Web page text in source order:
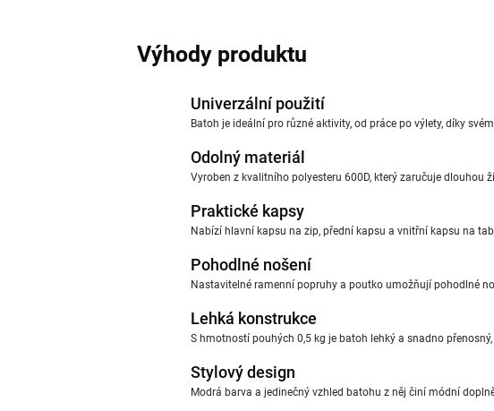
Výhody produktu
Univerzální použití
Batoh je ideální pro různé aktivity, od práce po výlety, díky
Odolný materiál
Vyroben z kvalitního polyesteru 600D, který zaručuje dlouhou
Praktické kapsy
Nabízí hlavní kapsu na zip, přední kapsu a vnitřní kapsu na
Pohodlné nošení
Nastavitelné ramenní popruhy a poutko umožňují pohodlné
Lehká konstrukce
S hmotností pouhých 0,5 kg je batoh lehký a snadno
Stylový design
Modrá barva a jedinečný vzhled batohu z něj činí módní